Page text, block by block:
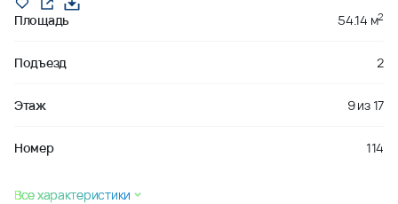
Площадь 54.14 м2
Подъезд 2
Этаж 9из17
Номер 114
Все характеристики